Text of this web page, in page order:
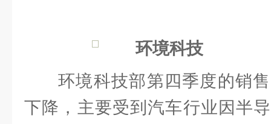
环境科技
环境科技部第四季度的销
下降，主要受到汽车行业因半